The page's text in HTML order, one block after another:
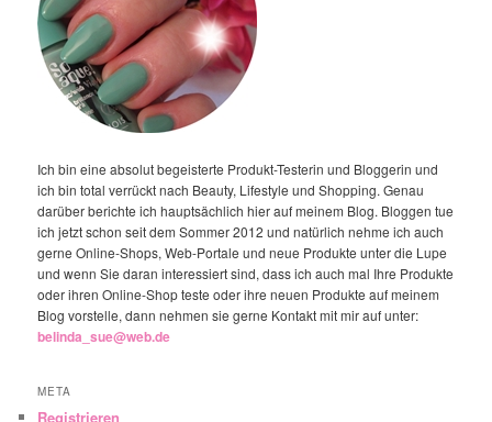
Ich bin eine absolut begeisterte Produkt-Testerin und Bloggerin und
ich bin total verrückt nach Beauty, Lifestyle und Shopping. Genau
darüber berichte ich hauptsächlich hier auf meinem Blog. Bloggen tue
ich jetzt schon seit dem Sommer 2012 und natürlich nehme ich auch
gerne Online-Shops, Web-Portale und neue Produkte unter die Lupe
und wenn Sie daran interessiert sind, dass ich auch mal Ihre Produkte
oder ihren Online-Shop teste oder ihre neuen Produkte auf meinem
Blog vorstelle, dann nehmen sie gerne Kontakt mit mir auf unter:
belinda_sue@web.de
META
Registrieren